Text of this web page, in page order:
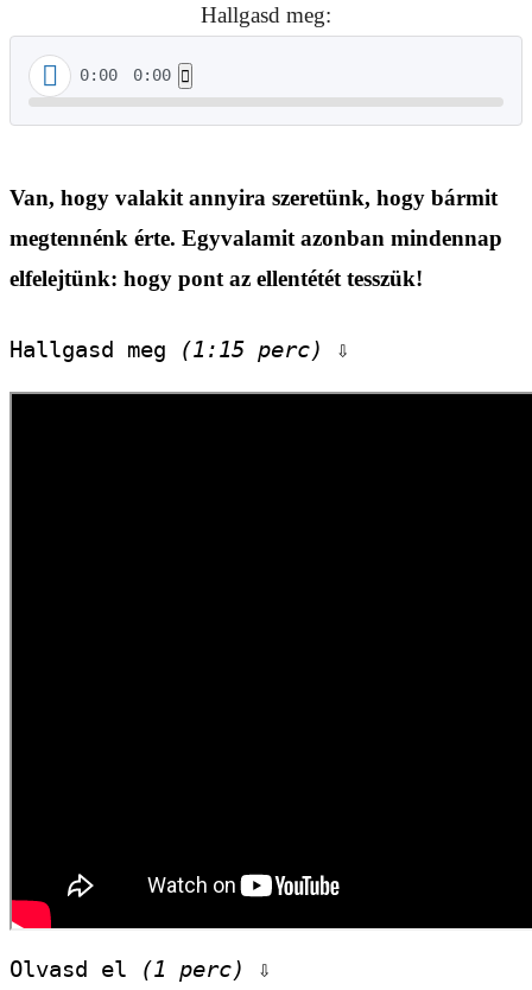
Hallgasd meg:
0:00 0:00
Van, hogy valakit annyira szeretünk, hogy bármit
megtennénk érte. Egyvalamit azonban mindennap
elfelejtünk: hogy pont az ellentétét tesszük!
Hallgasd meg (1:15 perc) ⇩
Olvasd el (1 perc) ⇩